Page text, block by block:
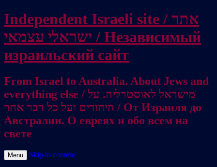
Independent Israeli site / אתר
ישראלי עצמאי / Независимый
израильский сайт
From Israel to Australia. About Jews and
everything else / מישראל לאוסטרליה. על
היהודים ועל כל דבר אחר / От Израиля до
Австралии. О евреях и обо всем на
свете
Menu Skip to content